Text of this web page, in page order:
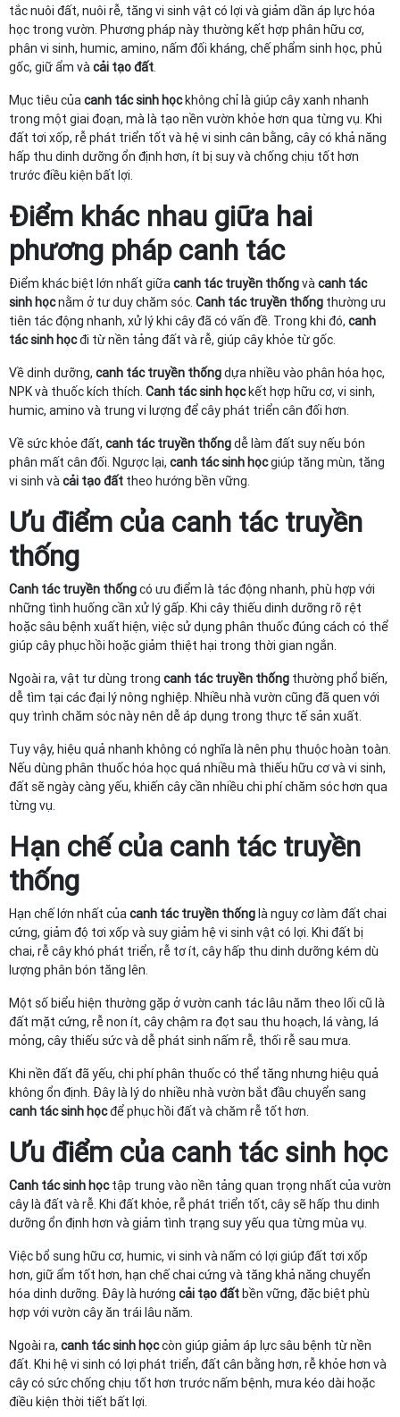
tắc nuôi đất, nuôi rễ, tăng vi sinh vật có lợi và giảm dần áp lực hóa
học trong vườn. Phương pháp này thường kết hợp phân hữu cơ,
phân vi sinh, humic, amino, nấm đối kháng, chế phẩm sinh học, phủ
gốc, giữ ẩm và cải tạo đất
Mục tiêu của canh tác sinh họckhông chỉ là giúp cây xanh nhanh
trong một giai đoạn, mà là tạo nền vườn khỏe hơn qua từng vụ. Khi
đất tơi xốp, rễ phát triển tốt và hệ vi sinh cân bằng, cây có khả năng
hấp thu dinh dưỡng ổn định hơn, ít bị suy và chống chịu tốt hơn
trước điều kiện bất lợi.
Điểm khác nhau giữa hai
phương pháp canh tác
Điểm khác biệt lớn nhất giữa canh tác truyền thốngvà canh tác
sinh họcnằm ở tư duy chăm sóc. Canh tác truyền thống thường ưu
tiên tác động nhanh, xử lý khi cây đã có vấn đề. Trong khi đó, canh
tác sinh họcđi từ nền tảng đất và rễ, giúp cây khỏe từ gốc.
Về dinh dưỡng, canh tác truyền thốngdựa nhiều vào phân hóa học,
NPK và thuốc kích thích. Canh tác sinh họckết hợp hữu cơ, vi sinh,
humic, amino và trung vi lượng để cây phát triển cân đối hơn.
Về sức khỏe đất, canh tác truyền thốngdễ làm đất suy nếu bón
phân mất cân đối. Ngược lại, canh tác sinh họcgiúp tăng mùn, tăng
vi sinh và cải tạo đất theo hướng bền vững.
Ưu điểm của canh tác truyền
thống
Canh tác truyền thốngcó ưu điểm là tác động nhanh, phù hợp với
những tình huống cần xử lý gấp. Khi cây thiếu dinh dưỡng rõ rệt
hoặc sâu bệnh xuất hiện, việc sử dụng phân thuốc đúng cách có thể
giúp cây phục hồi hoặc giảm thiệt hại trong thời gian ngắn.
Ngoài ra, vật tư dùng trong canh tác truyền thống thường phổ biến,
dễ tìm tại các đại lý nông nghiệp. Nhiều nhà vườn cũng đã quen với
quy trình chăm sóc này nên dễ áp dụng trong thực tế sản xuất.
Tuy vậy, hiệu quả nhanh không có nghĩa là nên phụ thuộc hoàn toàn.
Nếu dùng phân thuốc hóa học quá nhiều mà thiếu hữu cơ và vi sinh,
đất sẽ ngày càng yếu, khiến cây cần nhiều chi phí chăm sóc hơn qua
từng vụ.
Hạn chế của canh tác truyền
thống
Hạn chế lớn nhất của canh tác truyền thống là nguy cơ làm đất chai
cứng, giảm độ tơi xốp và suy giảm hệ vi sinh vật có lợi. Khi đất bị
chai, rễ cây khó phát triển, rễ tơ ít, cây hấp thu dinh dưỡng kém dù
lượng phân bón tăng lên.
Một số biểu hiện thường gặp ở vườn canh tác lâu năm theo lối cũ là
đất mặt cứng, rễ non ít, cây chậm ra đọt sau thu hoạch, lá vàng, lá
mỏng, cây thiếu sức và dễ phát sinh nấm rễ, thối rễ sau mưa.
Khi nền đất đã yếu, chi phí phân thuốc có thể tăng nhưng hiệu quả
không ổn định. Đây là lý do nhiều nhà vườn bắt đầu chuyển sang
canh tác sinh họcđể phục hồi đất và chăm rễ tốt hơn.
Ưu điểm của canh tác sinh học
Canh tác sinh họctập trung vào nền tảng quan trọng nhất của vườn
cây là đất và rễ. Khi đất khỏe, rễ phát triển tốt, cây sẽ hấp thu dinh
dưỡng ổn định hơn và giảm tình trạng suy yếu qua từng mùa vụ.
Việc bổ sung hữu cơ, humic, vi sinh và nấm có lợi giúp đất tơi xốp
hơn, giữ ẩm tốt hơn, hạn chế chai cứng và tăng khả năng chuyển
hóa dinh dưỡng. Đây là hướng cải tạo đất bền vững, đặc biệt phù
hợp với vườn cây ăn trái lâu năm.
Ngoài ra, canh tác sinh họccòn giúp giảm áp lực sâu bệnh từ nền
đất. Khi hệ vi sinh có lợi phát triển, đất cân bằng hơn, rễ khỏe hơn và
cây có sức chống chịu tốt hơn trước nấm bệnh, mưa kéo dài hoặc
điều kiện thời tiết bất lợi.